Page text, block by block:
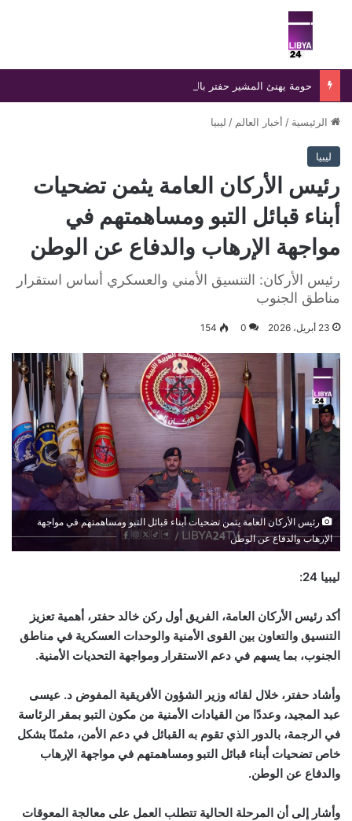
بحث عن
الرئيسية / أخبار العالم / ليبيا
ليبيا
رئيس الأركان العامة يثمن تضحيات
أبناء قبائل التبو ومساهمتهم في
مواجهة الإرهاب والدفاع عن الوطن
رئيس الأركان: التنسيق الأمني والعسكري أساس استقرار
مناطق الجنوب
23 أبريل، 2026 0
154
رئيس الأركان العامة يثمن تضحيات أبناء قبائل التبو ومساهمتهم في مواجهة
الإرهاب والدفاع عن الوطن
ليبيا 24:
أكد رئيس الأركان العامة، الفريق أول ركن خالد حفتر، أهمية تعزيز
التنسيق والتعاون بين القوى الأمنية والوحدات العسكرية في مناطق
الجنوب، بما يسهم في دعم الاستقرار ومواجهة التحديات الأمنية.
وأشاد حفتر، خلال لقائه وزير الشؤون الأفريقية المفوض د. عيسى
عبد المجيد، وعددًا من القيادات الأمنية من مكون التبو بمقر الرئاسة
في الرجمة، بالدور الذي تقوم به القبائل في دعم الأمن، مثمنًا بشكل
خاص تضحيات أبناء قبائل التبو ومساهمتهم في مواجهة الإرهاب
والدفاع عن الوطن.
وأشار إلى أن المرحلة الحالية تتطلب العمل على معالجة المعوقات